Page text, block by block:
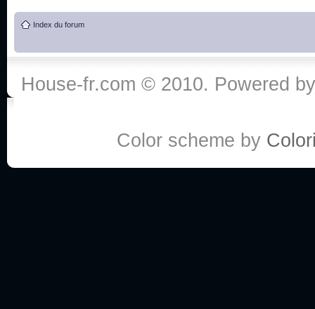
:he:
Salut tout le monde ! Je me fais un petit après
Index du forum
House-fr.com © 2010. Powered
Color scheme by